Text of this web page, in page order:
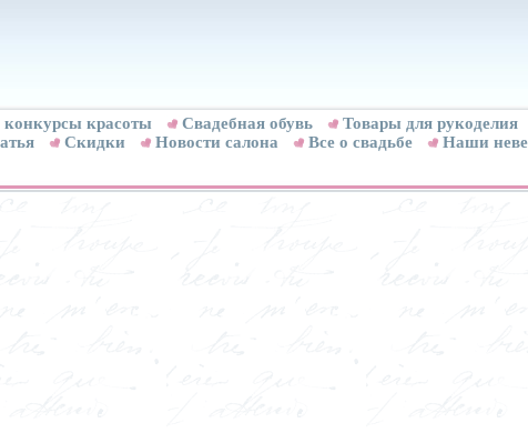
конкурсы красоты Свадебная обувь Товары для рукоделия
Скидки Новости салона Все о свадьбе Наши